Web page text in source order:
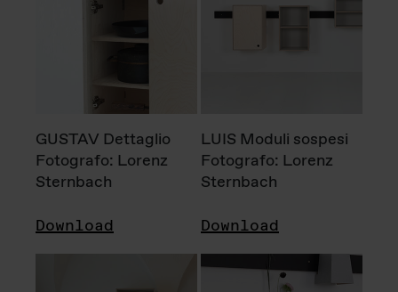
GUSTAV Dettaglio
Fotografo: Lorenz
Sternbach
Download
LUIS Moduli sospesi
Fotografo: Lorenz
Sternbach
Download